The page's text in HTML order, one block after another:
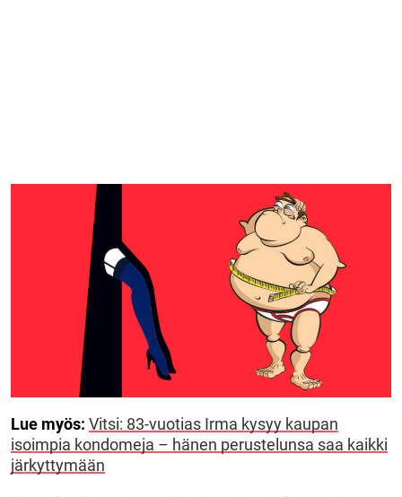
Lue myös: Vitsi: 83-vuotias Irma kysyy kaupan
isoimpia kondomeja – hänen perustelunsa saa kaikki
järkyttymään